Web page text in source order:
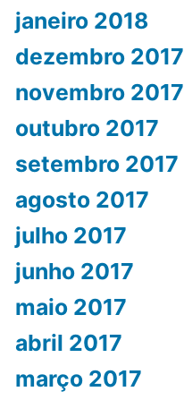
janeiro 2018
dezembro 2017
novembro 2017
outubro 2017
setembro 2017
agosto 2017
julho 2017
junho 2017
maio 2017
abril 2017
março 2017